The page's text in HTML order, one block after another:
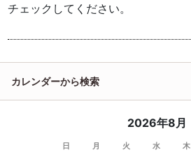
チェックしてください。
カレンダーから検索
2026年8月
日 月 火 水 木